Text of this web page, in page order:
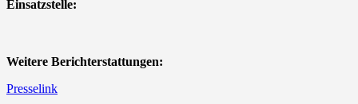
Einsatzstelle:
Weitere Berichterstattungen:
Presselink